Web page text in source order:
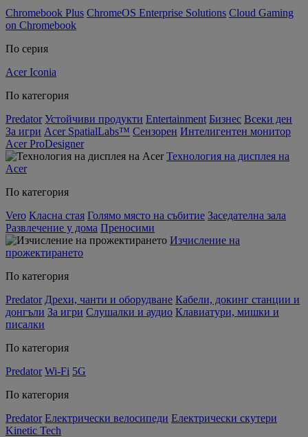
Chromebook Plus ChromeOS Enterprise Solutions Cloud Gaming
on Chromebook
По серия
Acer Iconia
По категория
Predator Устойчиви продукти Entertainment Бизнес Всеки ден
За игри Acer SpatialLabs™ Сензорен Интелигентен монитор
Acer ProDesigner
Технология на дисплея на
Acer
По категория
Vero Класна стая Голямо място на събитие Заседателна зала
Развлечение у дома Преносими
Изчисление на
прожектирането
По категория
Predator Дрехи, чанти и оборудване Кабели, докинг станции и
донгъли За игри Слушалки и аудио Клавиатури, мишки и
писалки
По категория
Predator Wi-Fi 5G
По категория
Predator Електрически велосипеди Електрически скутери
Kinetic Tech